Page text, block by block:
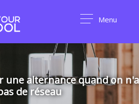
Menu
une alternance quand on n'a
de réseau